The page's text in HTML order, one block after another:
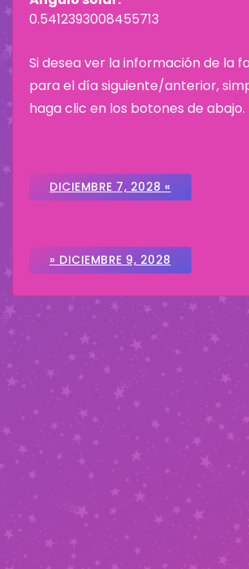
0.5412393008455713
Si desea ver la información de la
para el día siguiente/anterior,
haga clic en los botones de abajo.
DICIEMBRE 7, 2028 «
» DICIEMBRE 9, 2028